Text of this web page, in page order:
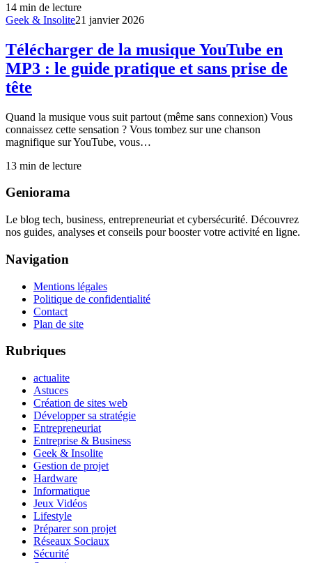
14 min de lecture
Geek & Insolite21 janvier 2026
Télécharger de la musique YouTube en
MP3 : le guide pratique et sans prise de
tête
Quand la musique vous suit partout (même sans connexion) Vous
connaissez cette sensation ? Vous tombez sur une chanson
magnifique sur YouTube, vous…
13 min de lecture
Geniorama
Le blog tech, business, entrepreneuriat et cybersécurité. Découvrez
nos guides, analyses et conseils pour booster votre activité en ligne.
Navigation
Mentions légales
Politique de confidentialité
Contact
Plan de site
Rubriques
actualite
Astuces
Création de sites web
Développer sa stratégie
Entrepreneuriat
Entreprise & Business
Geek & Insolite
Gestion de projet
Hardware
Informatique
Jeux Vidéos
Lifestyle
Préparer son projet
Réseaux Sociaux
Sécurité